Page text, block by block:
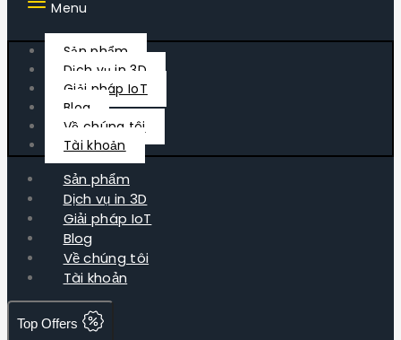
Menu
Sản phẩm
Dịch vụ in 3D
Giải pháp IoT
Blog
Về chúng tôi
Tài khoản
Sản phẩm
Dịch vụ in 3D
Giải pháp IoT
Blog
Về chúng tôi
Tài khoản
Top Offers